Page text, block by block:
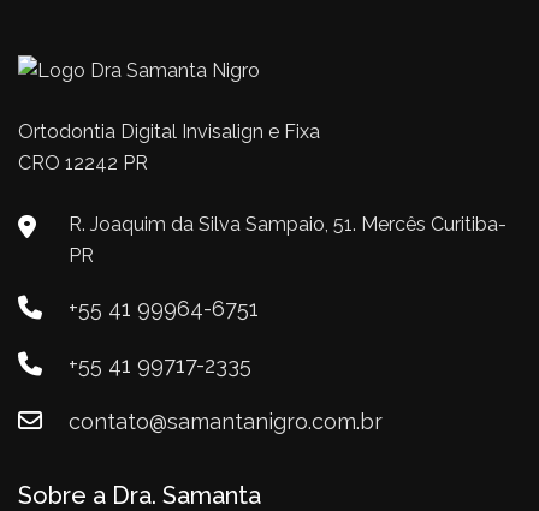
Ortodontia Digital Invisalign e Fixa
CRO 12242 PR
R. Joaquim da Silva Sampaio, 51. Mercês Curitiba-
PR
+55 41 99964-6751
+55 41 99717-2335
contato@samantanigro.com.br
Sobre a Dra. Samanta